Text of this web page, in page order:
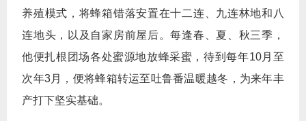
养殖模式，将蜂箱错落安置在十二连、九连林地和八
连地头，以及自家房前屋后。每逢春、夏、秋三季，
他便扎根团场各处蜜源地放蜂采蜜，待到每年10月至
次年3月，便将蜂箱转运至吐鲁番温暖越冬，为来年丰
产打下坚实基础。